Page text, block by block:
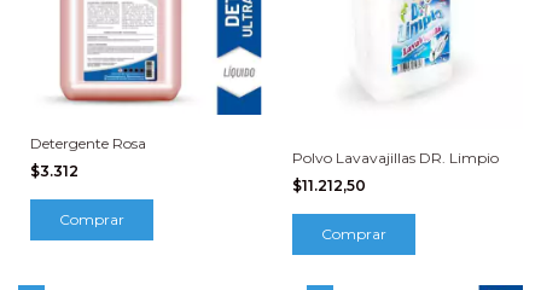
Detergente Rosa
$3.312
Comprar
Polvo Lavavajillas DR. Limpio
$11.212,50
Comprar